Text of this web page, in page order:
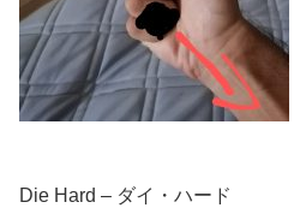
Die Hard – ダイ・ハード